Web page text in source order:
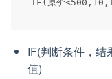
IF(判断条件，结
值)